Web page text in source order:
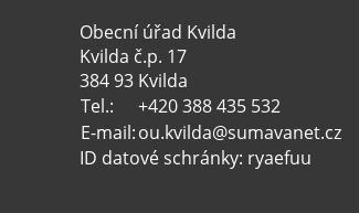
Obecní úřad Kvilda
Kvilda č.p. 17
384 93 Kvilda
Tel.:
+420 388 435 532
E-mail:ou.kvilda@sumavanet.cz
ID datové schránky: ryaefuu